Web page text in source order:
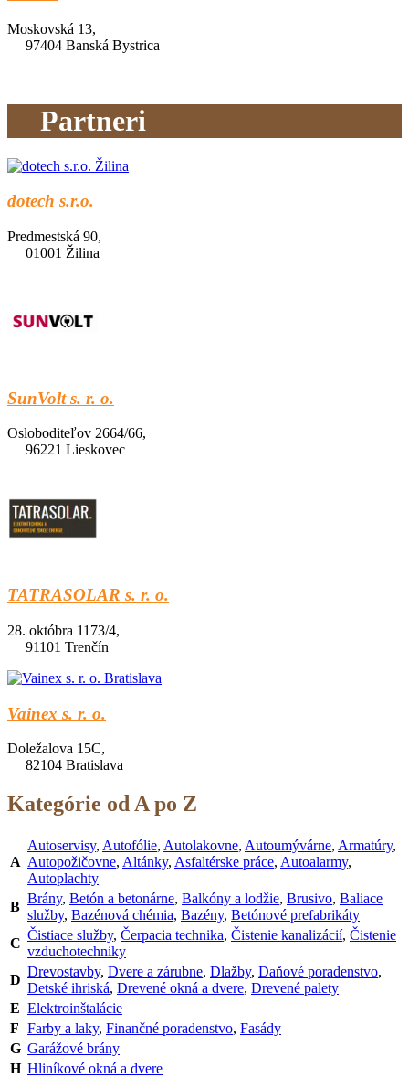
Moskovská 13,
97404 Banská Bystrica
Partneri
dotech s.r.o.
Predmestská 90,
01001 Žilina
SunVolt s. r. o.
Osloboditeľov 2664/66,
96221 Lieskovec
TATRASOLAR s. r. o.
28. októbra 1173/4,
91101 Trenčín
Vainex s. r. o.
Doležalova 15C,
82104 Bratislava
Kategórie od A po Z
A
Autoservisy, Autofólie, Autolakovne, Autoumývárne, Armatúry,
Autopožičovne, Altánky, Asfaltérske práce, Autoalarmy,
Autoplachty
B
Brány, Betón a betonárne, Balkóny a lodžie, Brusivo, Baliace
služby, Bazénová chémia, Bazény, Betónové prefabrikáty
C
Čistiace služby, Čerpacia technika, Čistenie kanalizácií, Čistenie
vzduchotechniky
D
Drevostavby, Dvere a zárubne, Dlažby, Daňové poradenstvo,
Detské ihriská, Drevené okná a dvere, Drevené palety
E Elektroinštalácie
F Farby a laky, Finančné poradenstvo, Fasády
G Garážové brány
H Hliníkové okná a dvere